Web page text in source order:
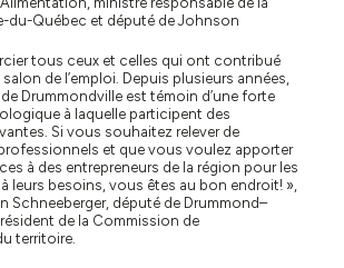
du-Québec et député de Johnson
tous ceux et celles qui ont contribué
de l’emploi. Depuis plusieurs années,
de Drummondville est témoin d’une forte
à laquelle participent des
Si vous souhaitez relever de
et que vous voulez apporter
à des entrepreneurs de la région pour les
leurs besoins, vous êtes au bon endroit! »,
Schneeberger, député de Drummond–
de la Commission de
territoire.